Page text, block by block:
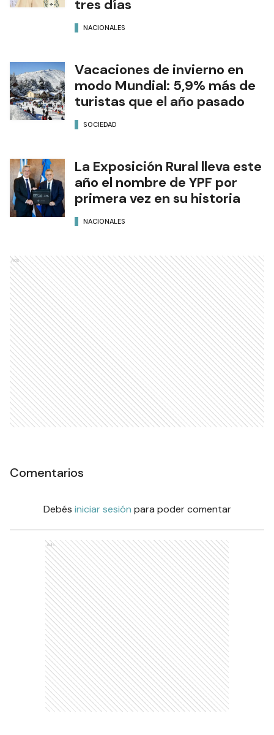
tres días
NACIONALES
Vacaciones de invierno en
modo Mundial: 5,9% más de
turistas que el año pasado
SOCIEDAD
La Exposición Rural lleva este
año el nombre de YPF por
primera vez en su historia
NACIONALES
Ads
Comentarios
Debés iniciar sesión para poder comentar
Ads